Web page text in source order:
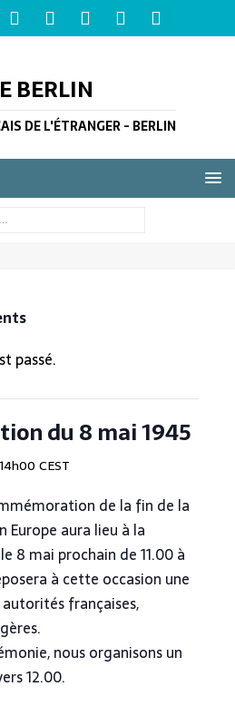
BERLIN
DE L'ÉTRANGER - BERLIN
passé.
du 8 mai 1945
14h00 CEST
de la fin de la
Europe aura lieu à la
8 mai prochain de 11.00 à
à cette occasion une
françaises,
nous organisons un
12.00.